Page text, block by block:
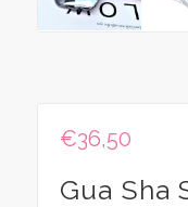
€36,50
Gua Sha